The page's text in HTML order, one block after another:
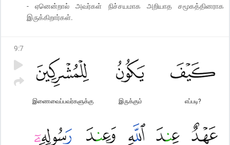
- ஏனென்றால் அவர்கள் நிச்சயமாக அறியாத சமூகத்தினராக
இருக்கிறார்கள்.
9:7
எப்படி?
இருக்கும்
இணைவைப்பவர்களுக்கு